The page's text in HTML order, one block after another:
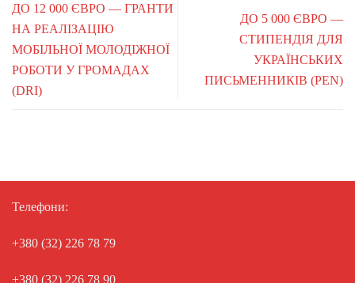
ДО 12 000 ЄВРО — ГРАНТИ
НА РЕАЛІЗАЦІЮ
МОБІЛЬНОЇ МОЛОДІЖНОЇ
РОБОТИ У ГРОМАДАХ
(DRI)
ДО 5 000 ЄВРО —
СТИПЕНДІЯ ДЛЯ
УКРАЇНСЬКИХ
ПИСЬМЕННИКІВ (PEN)
Телефони:
+380 (32) 226 78 79
+380 (32) 226 78 90